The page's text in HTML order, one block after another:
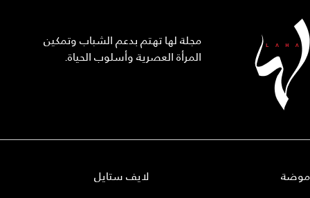
مجلة لها تهتم بدعم الشباب وتمكين
المرأة العصرية وأسلوب الحياة.
موضة
لايف ستايل